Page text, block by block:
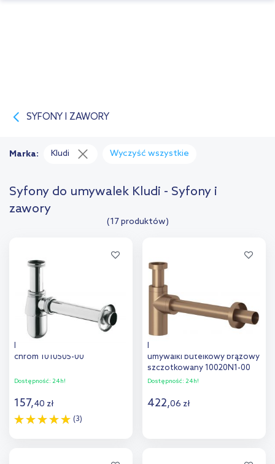
SYFONY I ZAWORY
Syfony do umywalek Kludi - Syfony i
zawory
(17 produktów)
Marka: Kludi Wyczyść wszystkie
Kludi syfon umywalkowy
chrom 1010505-00
Dostępność: 24h!
157,40 zł
(3)
Kludi Design syfon do
umywalki butelkowy brązowy
szczotkowany 10020N1-00
Dostępność: 24h!
422,06 zł